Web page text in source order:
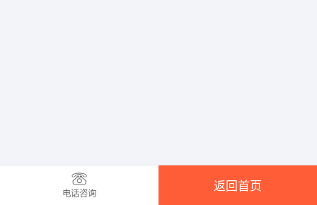
电话咨询
返回首页